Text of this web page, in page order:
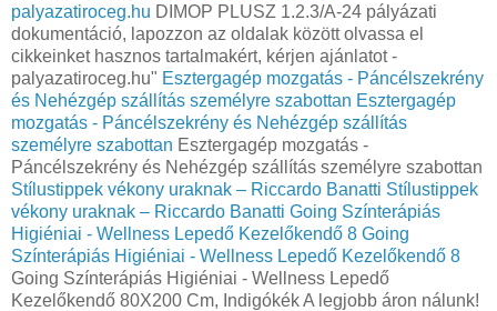
palyazatiroceg.hu DIMOP PLUSZ 1.2.3/A-24 pályázati
dokumentáció, lapozzon az oldalak között olvassa el
cikkeinket hasznos tartalmakért, kérjen ajánlatot -
palyazatiroceg.hu" Esztergagép mozgatás - Páncélszekrény
és Nehézgép szállítás személyre szabottan Esztergagép
mozgatás - Páncélszekrény és Nehézgép szállítás
személyre szabottan Esztergagép mozgatás -
Páncélszekrény és Nehézgép szállítás személyre szabottan
Stílustippek vékony uraknak – Riccardo Banatti Stílustippek
vékony uraknak – Riccardo Banatti Going Színterápiás
Higiéniai - Wellness Lepedő Kezelőkendő 8 Going
Színterápiás Higiéniai - Wellness Lepedő Kezelőkendő 8
Going Színterápiás Higiéniai - Wellness Lepedő
Kezelőkendő 80X200 Cm, Indigókék A legjobb áron nálunk!